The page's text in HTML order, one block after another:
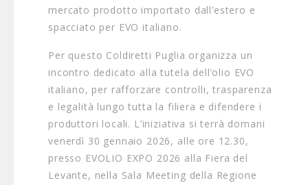
mercato prodotto importato dall’estero e
spacciato per EVO italiano.
Per questo Coldiretti Puglia organizza un
incontro dedicato alla tutela dell’olio EVO
italiano, per rafforzare controlli, trasparenza
e legalità lungo tutta la filiera e difendere i
produttori locali. L’iniziativa si terrà domani
venerdì 30 gennaio 2026, alle ore 12.30,
presso EVOLIO EXPO 2026 alla Fiera del
Levante, nella Sala Meeting della Regione